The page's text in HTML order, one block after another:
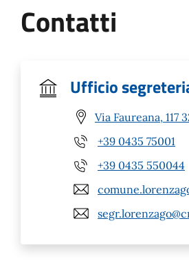
Contatti
Ufficio
Via Faureana, 117
+39 0435 75001
+39 0435 550044